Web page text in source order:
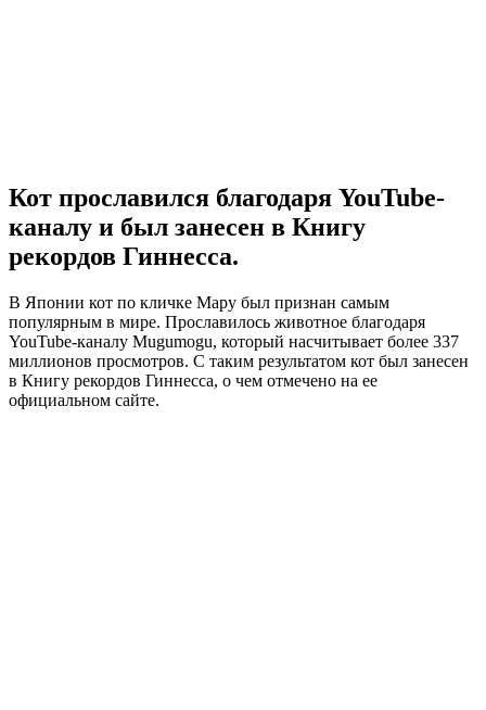
Кот прославился благодаря YouTube-
каналу и был занесен в Книгу
рекордов Гиннесса.
В Японии кот по кличке Мару был признан самым
популярным в мире. Прославилось животное благодаря
YouTube-каналу Mugumogu, который насчитывает более 337
миллионов просмотров. С таким результатом кот был занесен
в Книгу рекордов Гиннесса, о чем отмечено на ее
официальном сайте.